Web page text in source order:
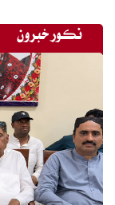
نڪور خبرون